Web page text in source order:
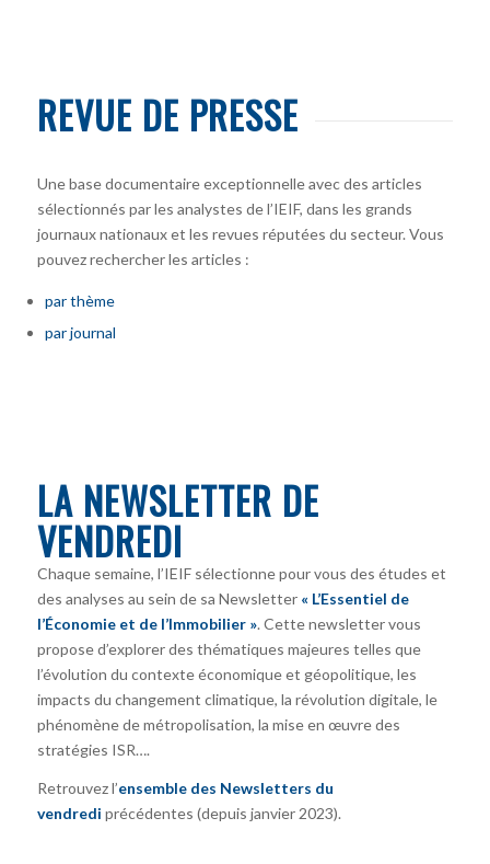
REVUE DE PRESSE
Une base documentaire exceptionnelle avec des articles
sélectionnés par les analystes de l’IEIF, dans les grands
journaux nationaux et les revues réputées du secteur. Vous
pouvez rechercher les articles :
par thème
par journal
LA NEWSLETTER DE
VENDREDI
Chaque semaine, l’IEIF sélectionne pour vous des études et
des analyses au sein de sa Newsletter « L’Essentiel de
l’Économie et de l’Immobilier ». Cette newsletter vous
propose d’explorer des thématiques majeures telles que
l’évolution du contexte économique et géopolitique, les
impacts du changement climatique, la révolution digitale, le
phénomène de métropolisation, la mise en œuvre des
stratégies ISR….
Retrouvez l’ensemble des Newsletters du
vendredi précédentes (depuis janvier 2023).